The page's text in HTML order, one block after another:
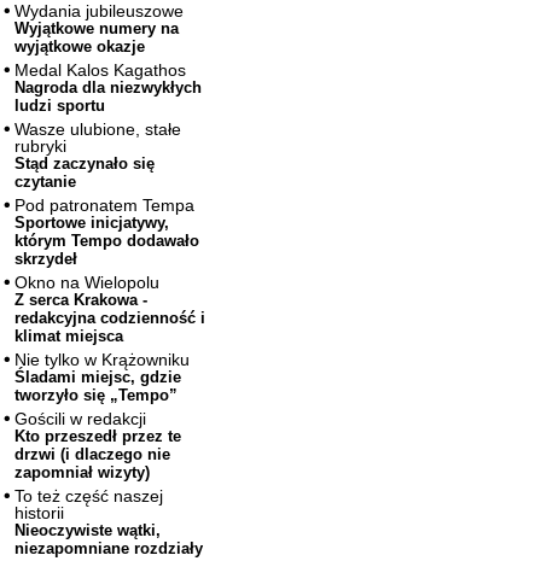
Wydania jubileuszowe
Wyjątkowe numery na
wyjątkowe okazje
Medal Kalos Kagathos
Nagroda dla niezwykłych
ludzi sportu
Wasze ulubione, stałe
rubryki
Stąd zaczynało się
czytanie
Pod patronatem Tempa
Sportowe inicjatywy,
którym Tempo dodawało
skrzydeł
Okno na Wielopolu
Z serca Krakowa -
redakcyjna codzienność i
klimat miejsca
Nie tylko w Krążowniku
Śladami miejsc, gdzie
tworzyło się „Tempo”
Gościli w redakcji
Kto przeszedł przez te
drzwi (i dlaczego nie
zapomniał wizyty)
To też część naszej
historii
Nieoczywiste wątki,
niezapomniane rozdziały